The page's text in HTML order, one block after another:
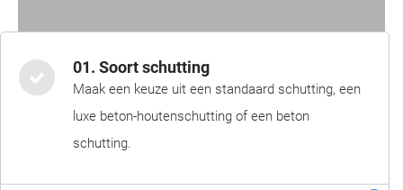
01. Soort schutting
Maak een keuze uit een standaard schutting, een
luxe beton-houtenschutting of een beton
schutting.